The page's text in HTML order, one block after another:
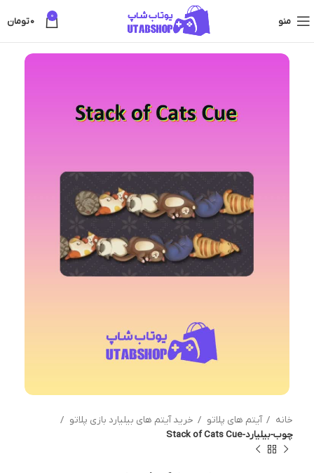
منو 0
0تومان
خانه آیتم های پلاتو
خرید آیتم های بیلیارد بازی پلاتو
چوب-بیلیارد-Stack of Cats Cue